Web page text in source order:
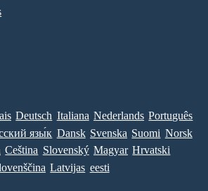
Deutsch Italiana Nederlands Português
язы́к Dansk Svenska Suomi Norsk
Ceština Slovenský Magyar Hrvatski
Latvijas eesti